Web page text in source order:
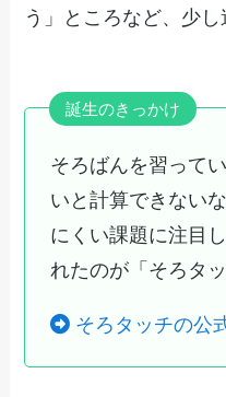
う」ところなど、少し
誕生のきっかけ
そろばんを習って
いと計算できない
にくい課題に注目
れたのが「そろタッ
そろタッチの公